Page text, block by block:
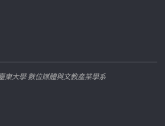
東大學 數位媒體與文教產業學系